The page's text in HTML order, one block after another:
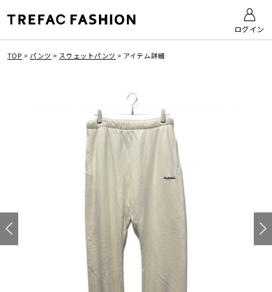
ログイン
TOP > パンツ > スウェットパンツ > アイテム詳細